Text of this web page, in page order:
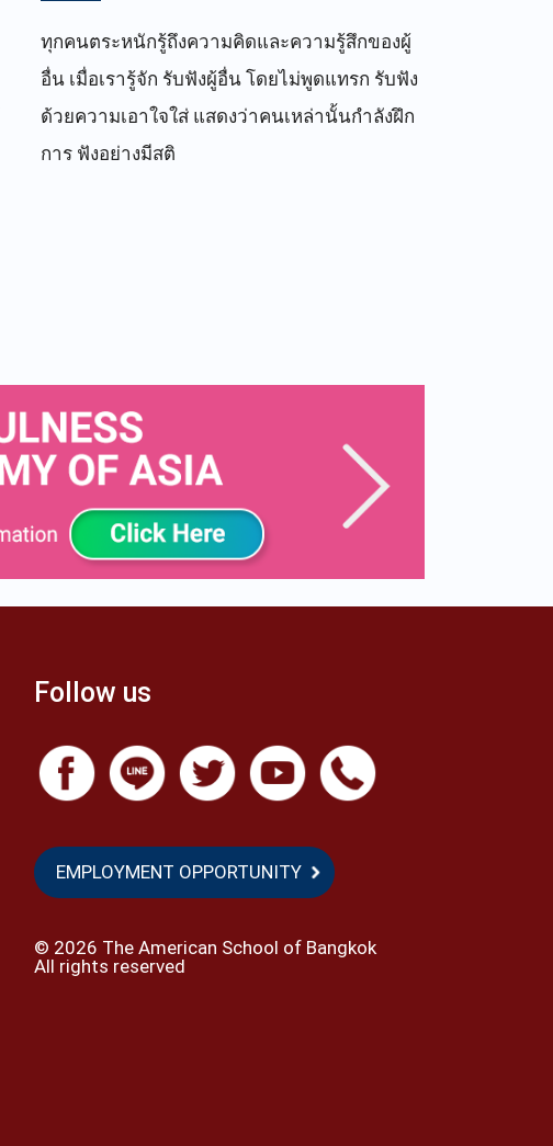
ทุกคนตระหนักรู้ถึงความคิดและความรู้สึกของผู้
อื่น เมื่อเรารู้จัก รับฟังผู้อื่น โดยไม่พูดแทรก รับฟัง
ด้วยความเอาใจใส่ แสดงว่าคนเหล่านั้นกำลังฝึก
การ ฟังอย่างมีสติ
Follow us
EMPLOYMENT OPPORTUNITY
© 2026 The American School of Bangkok
All rights reserved